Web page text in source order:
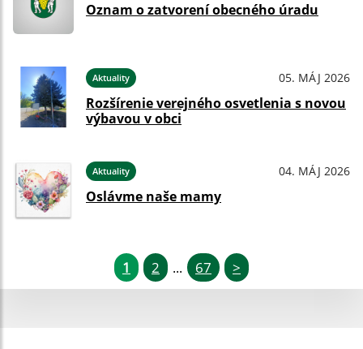
Oznam o zatvorení obecného úradu
Aktuality 05. MÁJ 2026
Rozšírenie verejného osvetlenia s novou
výbavou v obci
Aktuality 04. MÁJ 2026
Oslávme naše mamy
1 2 ... 67 >